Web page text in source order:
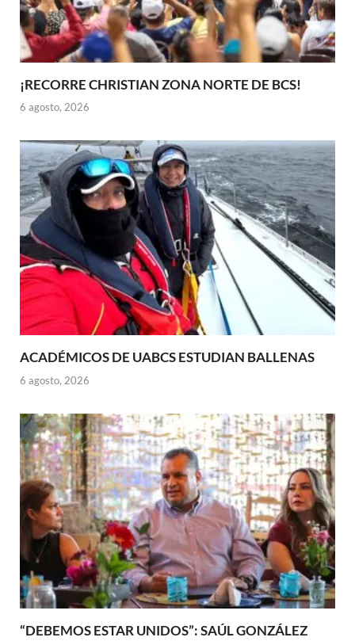
¡RECORRE CHRISTIAN ZONA NORTE DE BCS!
6 agosto, 2026
ACADÉMICOS DE UABCS ESTUDIAN BALLENAS
6 agosto, 2026
“DEBEMOS ESTAR UNIDOS”: SAÚL GONZÁLEZ